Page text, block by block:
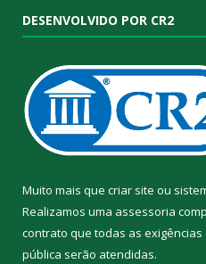
DESENVOLVIDO POR CR2
Muito mais que criar site ou
Realizamos uma assessoria
contrato que todas as exigências
pública serão atendidas.